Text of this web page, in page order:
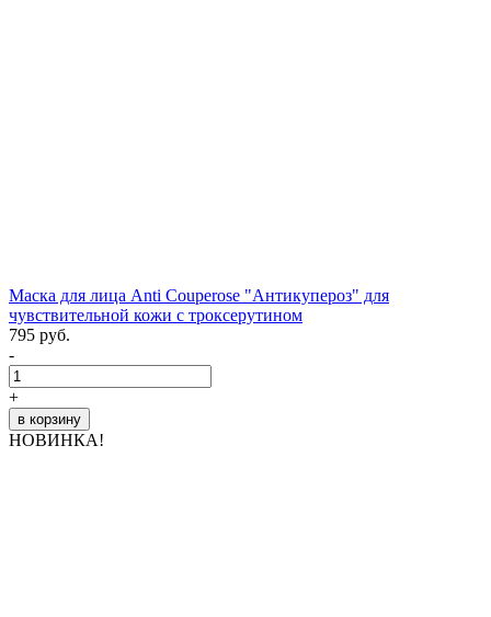
Маска для лица Anti Couperose "Антикупероз" для
чувствительной кожи с троксерутином
795 руб.
-
+
в корзину
НОВИНКА!